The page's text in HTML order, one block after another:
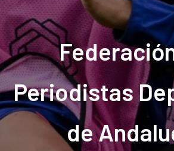
Periodistas
de